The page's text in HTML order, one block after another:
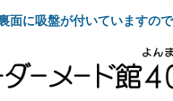
に吸盤が付いていますので